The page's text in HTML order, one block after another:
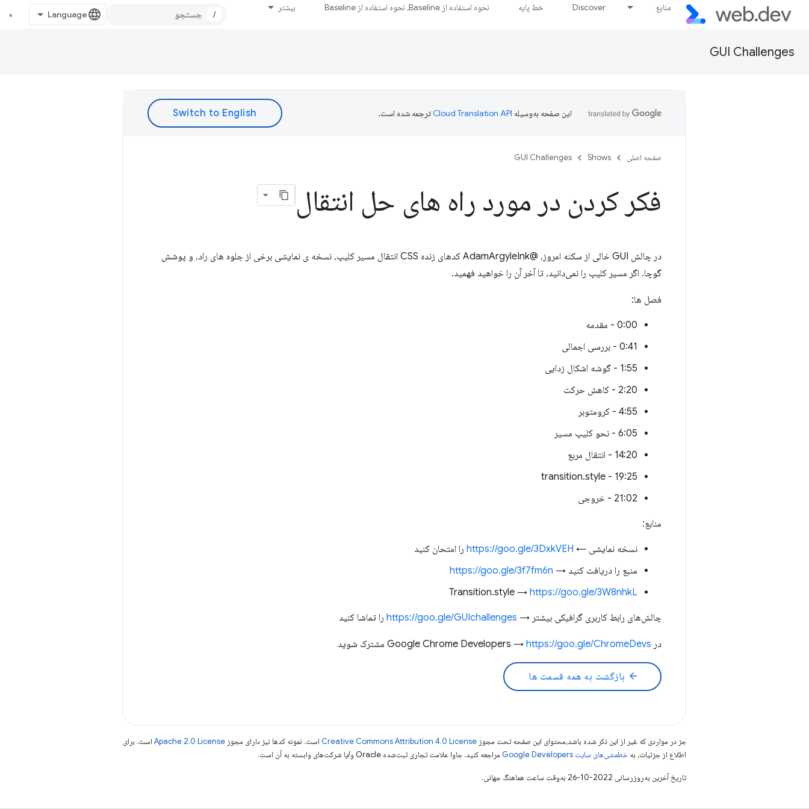
منابع Discover خط پایه نحوه استفاده از Baseline، نحوه استفاده از Baseline بیشتر
/
GUI Challenges
این صفحه به‌وسیله ترجمه شده است.
صفحه اصلی Shows
GUI Challenges
فکر کردن در مورد راه های حل انتقال
در چالش GUI خالی از سکنه امروز، @AdamArgyleInk کدهای زنده CSS انتقال مسیر کلیپ، نسخه ی نمایشی برخی از جلوه های راد، و پوشش
گوچا. اگر مسیر کلیپ را نمی‌دانید، تا آخر آن را خواهید فهمید.
فصل ها:
0:00 - مقدمه
0:41 - بررسی اجمالی
1:55 - گوشه اشکال زدایی
2:20 - کاهش حرکت
4:55 - کرومتوبر
6:05 - نحو کلیپ مسیر
14:20 - انتقال مربع
19:25 - transition.style
21:02 - خروجی
منابع:
نسخه نمایشی ← https://goo.gle/3DxkVEH را امتحان کنید
منبع را دریافت کنید → https://goo.gle/3f7fm6n
Transition.style → https://goo.gle/3W8nhkL
چالش‌های رابط کاربری گرافیکی بیشتر → https://goo.gle/GUIchallenges را تماشا کنید
در Google Chrome Developers → https://goo.gle/ChromeDevs مشترک شوید
arrow_back بازگشت به همه قسمت ها
جز در مواردی که غیر از این ذکر شده باشد،‌محتوای این صفحه تحت مجوز Creative Commons Attribution 4.0 License است. نمونه کدها نیز دارای مجوز Apache 2.0 License است. برای
اطلاع از جزئیات، به خطمشی‌های سایت Google Developers‏ مراجعه کنید. جاوا علامت تجاری ثبت‌شده Oracle و/یا شرکت‌های وابسته به آن است.
تاریخ آخرین به‌روزرسانی 2022-10-26 به‌وقت ساعت هماهنگ جهانی.